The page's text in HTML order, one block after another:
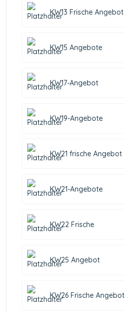
KW13 Frische Angebot
KW15 Angebote
KW17-Angebot
KW19-Angebote
KW21 frische Angebot
KW21-Angebote
KW22 Frische
KW25 Angebot
KW26 Frische Angebot